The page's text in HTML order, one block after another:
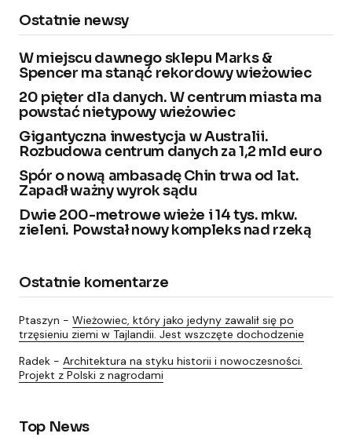
Ostatnie newsy
W miejscu dawnego sklepu Marks &
Spencer ma stanąć rekordowy wieżowiec
20 pięter dla danych. W centrum miasta ma
powstać nietypowy wieżowiec
Gigantyczna inwestycja w Australii.
Rozbudowa centrum danych za 1,2 mld euro
Spór o nową ambasadę Chin trwa od lat.
Zapadł ważny wyrok sądu
Dwie 200-metrowe wieże i 14 tys. mkw.
zieleni. Powstał nowy kompleks nad rzeką
Ostatnie komentarze
Ptaszyn - Wieżowiec, który jako jedyny zawalił się po
trzęsieniu ziemi w Tajlandii. Jest wszczęte dochodzenie
Radek - Architektura na styku historii i nowoczesności.
Projekt z Polski z nagrodami
Top News